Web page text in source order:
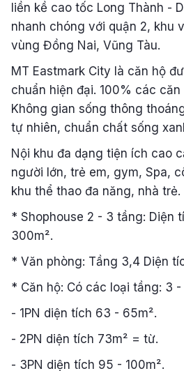
liền kề cao tốc Long Thành -
nhanh chóng với quận 2, khu
vùng Đồng Nai, Vũng Tàu.
MT Eastmark City là căn hộ
chuẩn hiện đại. 100% các
Không gian sống thông
tự nhiên, chuẩn chất sống
Nội khu đa dạng tiện ích cao
người lớn, trẻ em, gym, Spa,
khu thể thao đa năng, nhà trẻ.
* Shophouse 2 - 3 tầng: Diện
300m².
* Văn phòng: Tầng 3,4 Diện
* Căn hộ: Có các loại tầng: 3 -
- 1PN diện tích 63 - 65m².
- 2PN diện tích 73m² = từ.
- 3PN diện tích 95 - 100m².